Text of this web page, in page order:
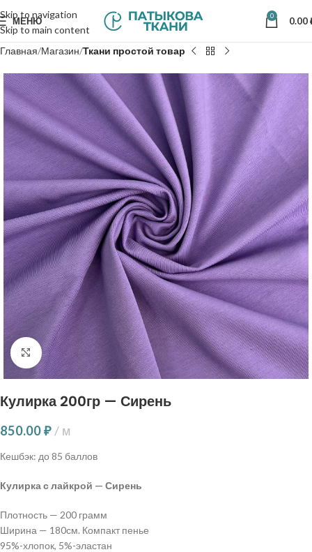
Skip to navigation
Skip to main content
МЕНЮ 0 0.00
Главная Магазин Ткани простой товар
Нажмите, чтобы увеличить
Кулирка 200гр — Сирень
850.00₽ м
Кешбэк: до 85 баллов
Кулирка с лайкрой — Сирень
Плотность — 200 грамм
Ширина — 180см. Компакт пенье
95%-хлопок, 5%-эластан